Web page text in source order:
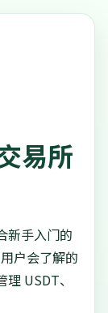
易所
新手入门的
户会了解的
USDT、